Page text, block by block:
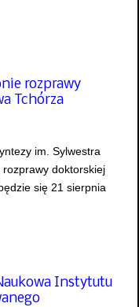
rozprawy
Tchórza
im. Sylwestra
doktorskiej
się 21 sierpnia
Instytutu